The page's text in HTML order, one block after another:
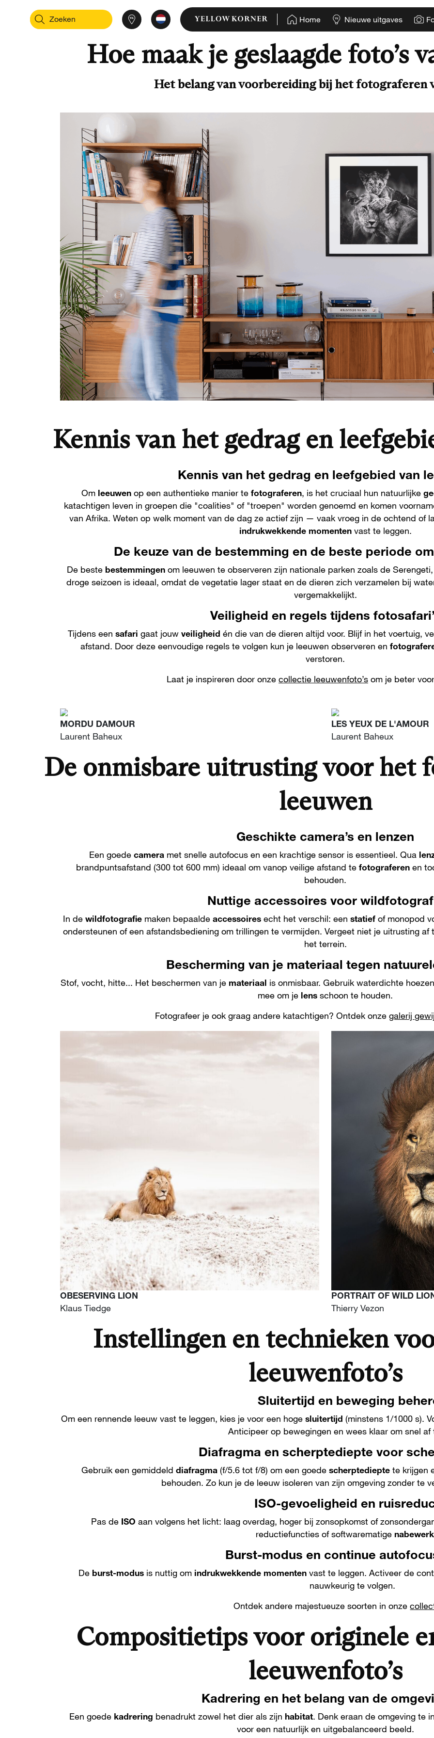
Home Nieuwe uitgaves
Hoe maak je geslaagde foto’s
Het belang van voorbereiding bij het fotograferen
Kennis van het gedrag en
Kennis van het gedrag en leefgebied van
Om leeuwenop een authentieke manier te fotograferen, is het cruciaal hun natuurlijke
katachtigen leven in groepen die "coalities" of "troepen" worden genoemd en komen
van Afrika. Weten op welk moment van de dag ze actief zijn — vaak vroeg in de ochtend of
indrukwekkende momentenvast te leggen.
De keuze van de bestemming en de beste periode
De beste bestemmingenom leeuwen te observeren zijn nationale parken zoals de
droge seizoen is ideaal, omdat de vegetatie lager staat en de dieren zich verzamelen bij
vergemakkelijkt.
Veiligheid en regels tijdens
Tijdens een safari gaat jouw veiligheid én die van de dieren altijd voor. Blijf in het voertuig,
afstand. Door deze eenvoudige regels te volgen kun je leeuwen observeren en
verstoren.
Laat je inspireren door onze collectie leeuwenfoto’som je beter
MORDU DAMOUR
Laurent Baheux
LES YEUX DE L'AMOUR
Laurent Baheux
De onmisbare uitrusting voor het
leeuwen
Geschikte camera’s en lenzen
Een goede cameramet snelle autofocus en een krachtige sensor is essentieel. Qua
brandpuntsafstand (300 tot 600 mm) ideaal om vanop veilige afstand tefotograferen en
behouden.
Nuttige accessoires voor
In dewildfotografie maken bepaaldeaccessoires echt het verschil: eenstatief of monopod
ondersteunen of een afstandsbediening om trillingen te vermijden. Vergeet niet je uitrusting
het terrein.
Bescherming van je materiaal tegen
Stof, vocht, hitte... Het beschermen van je materiaal is onmisbaar. Gebruik waterdichte
mee om je lens schoon te houden.
Fotografeer je ook graag andere katachtigen? Ontdek onzegalerij
OBESERVING LION
Klaus Tiedge
PORTRAIT OF WILD
Thierry Vezon
Instellingen en technieken
leeuwenfoto’s
Sluitertijd en beweging
Om een rennende leeuw vast te leggen, kies je voor een hogesluitertijd (minstens 1/1000 s).
Anticipeer op bewegingen en wees klaar om snel af
Diafragma en scherptediepte voor
Gebruik een gemiddelddiafragma (f/5.6 tot f/8) om een goedescherptediepte te krijgen
behouden. Zo kun je de leeuw isoleren van zijn omgeving zonder te
ISO-gevoeligheid en
Pas de ISO aan volgens het licht: laag overdag, hoger bij zonsopkomst of
reductiefuncties of softwarematige
Burst-modus en continue
De burst-modusis nuttig om indrukwekkende momentenvast te leggen. Activeer de
nauwkeurig te volgen.
Ontdek andere majestueuze soorten in onze
Compositietips voor originele
leeuwenfoto’s
Kadrering en het belang van de
Een goede kadrering benadrukt zowel het dier als zijn habitat. Denk eraan de omgeving te
voor een natuurlijk en uitgebalanceerd beeld.